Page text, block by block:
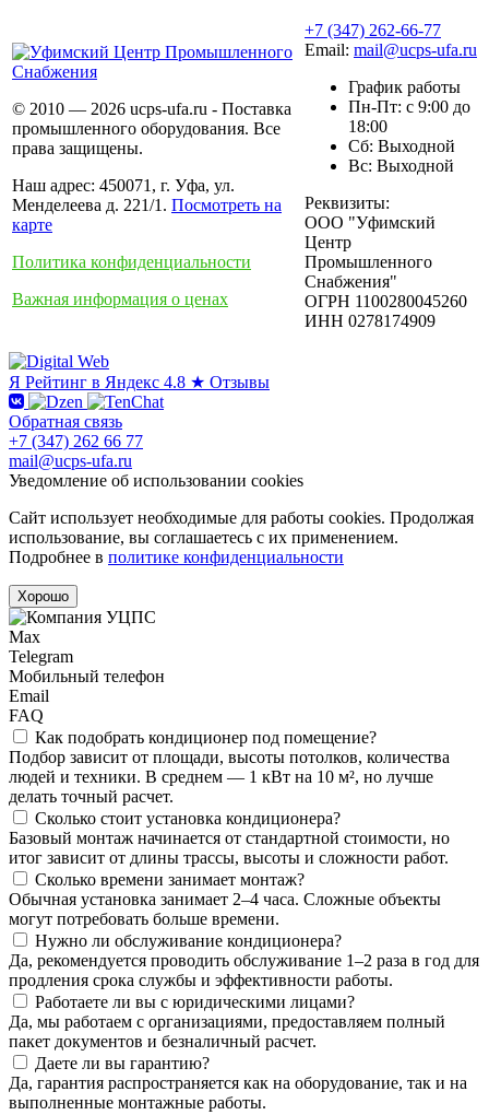
© 2010 — 2026 ucps-ufa.ru - Поставка
промышленного оборудования. Все
права защищены.
Наш адрес: 450071, г. Уфа, ул.
Менделеева д. 221/1. Посмотреть на
карте
Политика конфиденциальности
Важная информация о ценах
+7 (347) 262-66-77
Email: mail@ucps-ufa.ru
График работы
Пн-Пт: с 9:00 до
18:00
Сб: Выходной
Вс: Выходной
Реквизиты:
ООО "Уфимский
Центр
Промышленного
Снабжения"
ОГРН 1100280045260
ИНН 0278174909
Я Рейтинг в Яндекс 4.8 ★ Отзывы
Обратная связь
+7 (347) 262 66 77
mail@ucps-ufa.ru
Уведомление об использовании cookies
Сайт использует необходимые для работы cookies. Продолжая
использование, вы соглашаетесь с их применением.
Подробнее в политике конфиденциальности
Хорошо
Max
Telegram
Мобильный телефон
Email
FAQ
Как подобрать кондиционер под помещение?
Подбор зависит от площади, высоты потолков, количества
людей и техники. В среднем — 1 кВт на 10 м², но лучше
делать точный расчет.
Сколько стоит установка кондиционера?
Базовый монтаж начинается от стандартной стоимости, но
итог зависит от длины трассы, высоты и сложности работ.
Сколько времени занимает монтаж?
Обычная установка занимает 2–4 часа. Сложные объекты
могут потребовать больше времени.
Нужно ли обслуживание кондиционера?
Да, рекомендуется проводить обслуживание 1–2 раза в год для
продления срока службы и эффективности работы.
Работаете ли вы с юридическими лицами?
Да, мы работаем с организациями, предоставляем полный
пакет документов и безналичный расчет.
Даете ли вы гарантию?
Да, гарантия распространяется как на оборудование, так и на
выполненные монтажные работы.